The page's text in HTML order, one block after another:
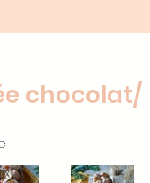
chocolat/